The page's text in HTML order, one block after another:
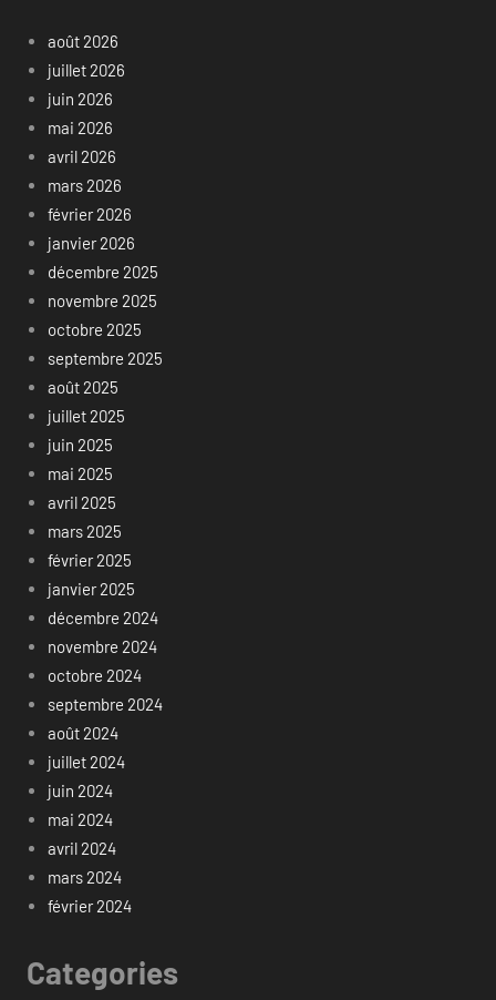
août 2026
juillet 2026
juin 2026
mai 2026
avril 2026
mars 2026
février 2026
janvier 2026
décembre 2025
novembre 2025
octobre 2025
septembre 2025
août 2025
juillet 2025
juin 2025
mai 2025
avril 2025
mars 2025
février 2025
janvier 2025
décembre 2024
novembre 2024
octobre 2024
septembre 2024
août 2024
juillet 2024
juin 2024
mai 2024
avril 2024
mars 2024
février 2024
Categories